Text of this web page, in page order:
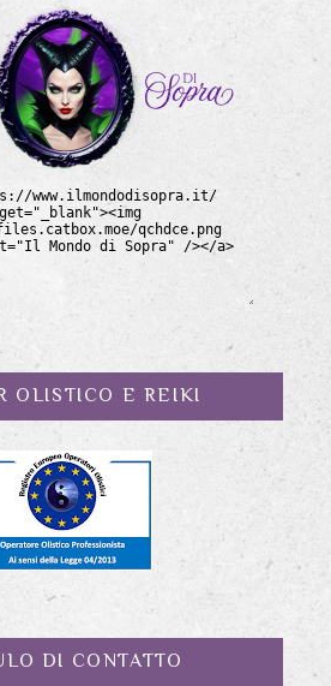
OLISTICO E REIKI
DI CONTATTO